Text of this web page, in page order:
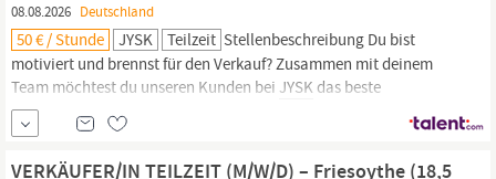
08.08.2026 Deutschland
50 € / Stunde JYSK Teilzeit Stellenbeschreibung Du bist
motiviert und brennst für den Verkauf? Zusammen mit deinem
Team möchtest du unseren Kunden bei JYSK das beste
Einkaufserlebnis bieten? Du magst Abwechslung und ein
schnelllebiges Umfeld? Dann ist die Stelle als Verkäufer das
perfekte Match für dich! WAS WIR DIR BIETEN
VERKÄUFER/IN TEILZEIT (M/W/D) – Friesoythe (18,5